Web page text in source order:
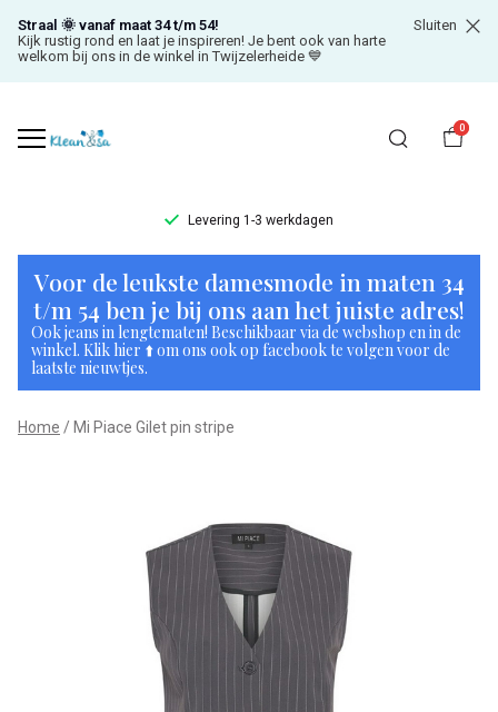
Straal 🌞 vanaf maat 34 t/m 54!
Kijk rustig rond en laat je inspireren! Je bent ook van harte
welkom bij ons in de winkel in Twijzelerheide 💙
Sluiten
0
Levering 1-3 werkdagen
Mi
Piace
Gilet
pin
stripe
Voor de leukste damesmode in maten 34
t/m 54 ben je bij ons aan het juiste adres!
Ook jeans in lengtematen! Beschikbaar via de webshop en in de
winkel. Klik hier ⬆️ om ons ook op facebook te volgen voor de
laatste nieuwtjes.
Home Mi Piace Gilet pin stripe